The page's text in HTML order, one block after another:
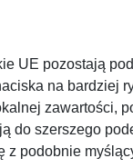
UE pozostają
na bardziej
zawartości,
do szerszego
z podobnie